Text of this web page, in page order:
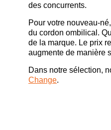
des concurrents.
Pour votre nouveau-
du cordon ombilical.
de la marque. Le prix
augmente de manière
Dans notre sélection,
Change.